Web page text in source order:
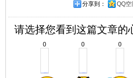
分享到： QQ空
请选择您看到这篇文章的
0 0 0